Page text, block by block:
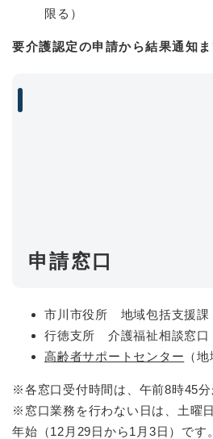
限る）
要介護認定の申請から結果通知
申請窓口
市川市役所 地域包括支援課
行徳支所 介護福祉相談窓口
高齢者サポートセンター （
※各窓口受付時間は、午前8時45分
※窓口業務を行わない日は、土曜
年始（12月29日から1月3日）です。